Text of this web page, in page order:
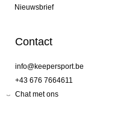
Nieuwsbrief
Contact
info@keepersport.be
+43 676 7664611
Chat met ons